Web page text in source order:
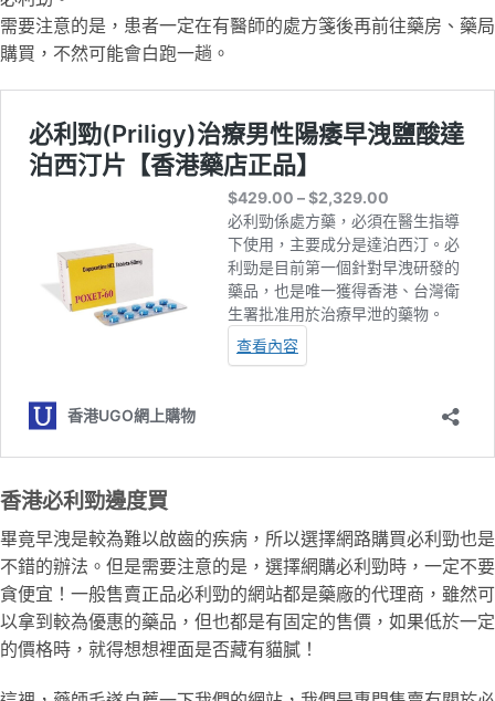
需要注意的是，患者一定在有醫師的處方箋後再前往藥房、藥局
購買，不然可能會白跑一趟。
香港必利勁邊度買
畢竟早洩是較為難以啟齒的疾病，所以選擇網路購買必利勁也是
不錯的辦法。但是需要注意的是，選擇網購必利勁時，一定不要
貪便宜！一般售賣正品必利勁的網站都是藥廠的代理商，雖然可
以拿到較為優惠的藥品，但也都是有固定的售價，如果低於一定
的價格時，就得想想裡面是否藏有貓膩！